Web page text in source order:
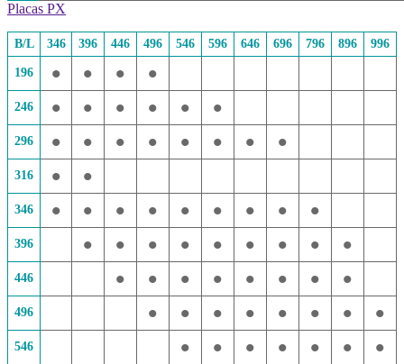
Placas PX
B/L 346 396 446 496 546 596 646 696 796 896 996
196 • • • •
246 • • • • • •
296 • • • • • • • •
316 • •
346 • • • • • • • • •
396 • • • • • • • • •
446 • • • • • • • •
496 • • • • • • • •
546 • • • • • • •